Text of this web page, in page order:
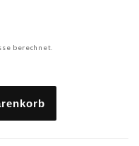
berechnet.